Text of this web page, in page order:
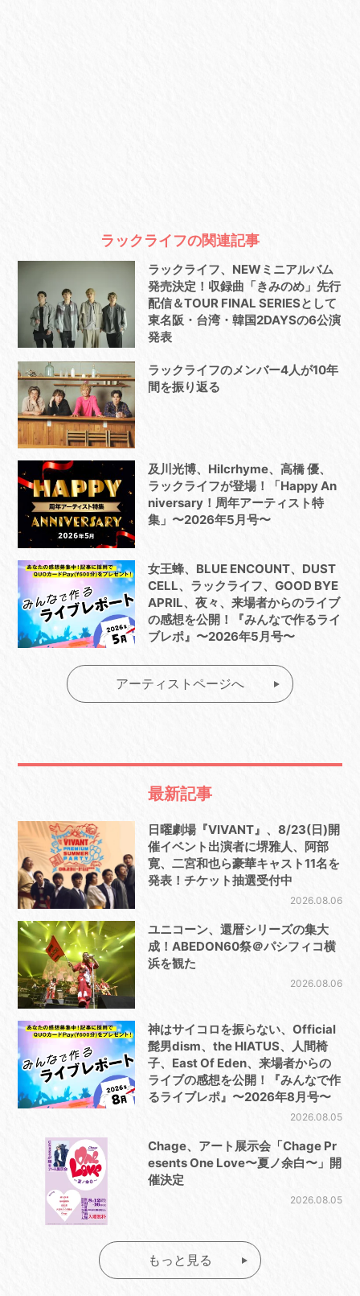
ラックライフの関連記事
ラックライフ、NEWミニアルバム
発売決定！収録曲「きみのめ」先行
配信＆TOUR FINAL SERIESとして
東名阪・台湾・韓国2DAYSの6公演
発表
ラックライフのメンバー4人が10年
間を振り返る
及川光博、Hilcrhyme、高橋 優、
ラックライフが登場！「Happy An
niversary！周年アーティスト特
集」〜2026年5月号〜
女王蜂、BLUE ENCOUNT、DUST
CELL、ラックライフ、GOOD BYE
APRIL、夜々、来場者からのライブ
の感想を公開！『みんなで作るライ
ブレポ』〜2026年5月号〜
アーティストページへ
最新記事
日曜劇場『VIVANT』、8/23(日)開
催イベント出演者に堺雅人、阿部
寛、二宮和也ら豪華キャスト11名を
発表！チケット抽選受付中
2026.08.06
ユニコーン、還暦シリーズの集大
成！ABEDON60祭＠パシフィコ横
浜を観た
2026.08.06
神はサイコロを振らない、Official
髭男dism、the HIATUS、人間椅
子、East Of Eden、来場者からの
ライブの感想を公開！『みんなで作
るライブレポ』〜2026年8月号〜
2026.08.05
Chage、アート展示会「Chage Pr
esents One Love〜夏ノ余白〜」開
催決定
2026.08.05
もっと見る